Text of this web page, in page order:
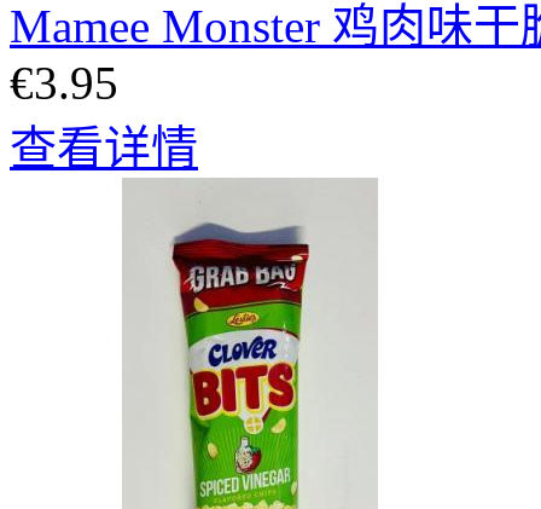
Mamee Monster 鸡肉味干
€3.95
查看详情